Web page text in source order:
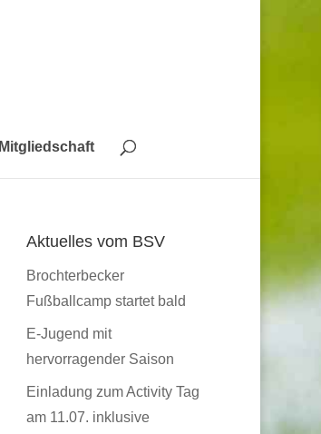
Mitgliedschaft
Aktuelles vom BSV
Brochterbecker
Fußballcamp startet bald
E-Jugend mit
hervorragender Saison
Einladung zum Activity Tag
am 11.07. inklusive